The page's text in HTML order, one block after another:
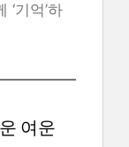
기억’하
여운